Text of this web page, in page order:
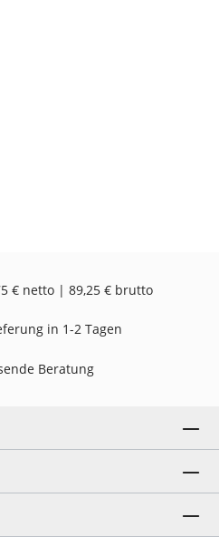
€ netto | 89,25 € brutto
in 1-2 Tagen
Beratung